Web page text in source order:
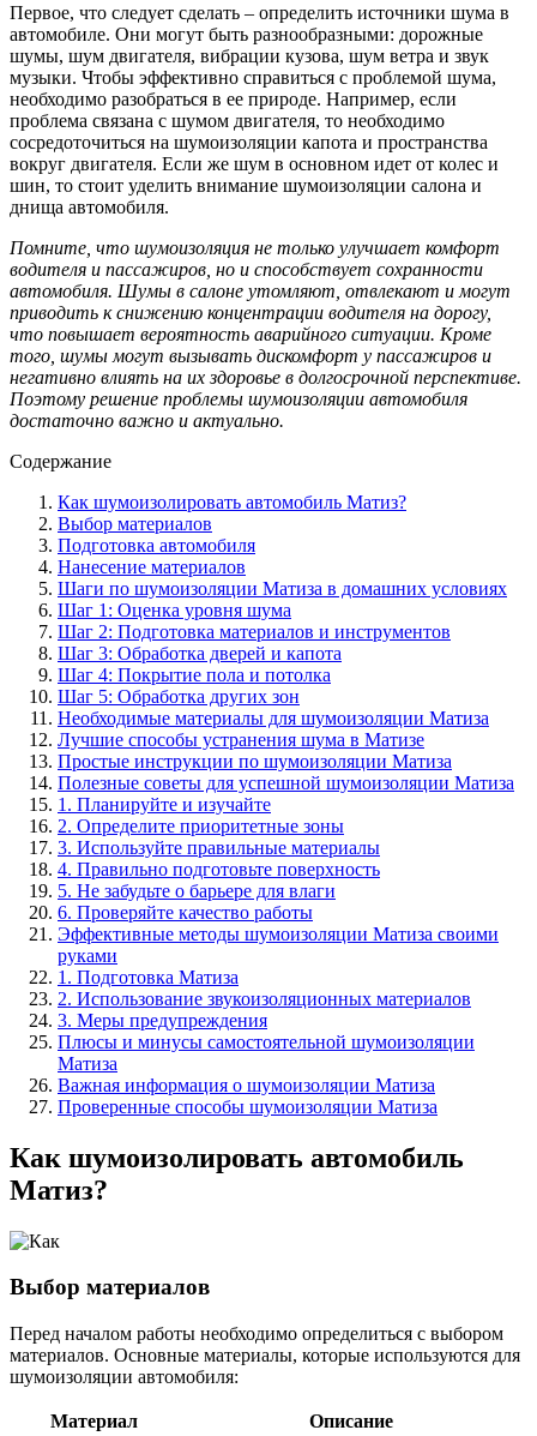
Первое, что следует сделать – определить источники шума в
автомобиле. Они могут быть разнообразными: дорожные
шумы, шум двигателя, вибрации кузова, шум ветра и звук
музыки. Чтобы эффективно справиться с проблемой шума,
необходимо разобраться в ее природе. Например, если
проблема связана с шумом двигателя, то необходимо
сосредоточиться на шумоизоляции капота и пространства
вокруг двигателя. Если же шум в основном идет от колес и
шин, то стоит уделить внимание шумоизоляции салона и
днища автомобиля.
Помните, что шумоизоляция не только улучшает комфорт
водителя и пассажиров, но и способствует сохранности
автомобиля. Шумы в салоне утомляют, отвлекают и могут
приводить к снижению концентрации водителя на дорогу,
что повышает вероятность аварийного ситуации. Кроме
того, шумы могут вызывать дискомфорт у пассажиров и
негативно влиять на их здоровье в долгосрочной перспективе.
Поэтому решение проблемы шумоизоляции автомобиля
достаточно важно и актуально.
Содержание
Как шумоизолировать автомобиль Матиз?
Выбор материалов
Подготовка автомобиля
Нанесение материалов
Шаги по шумоизоляции Матиза в домашних условиях
Шаг 1: Оценка уровня шума
Шаг 2: Подготовка материалов и инструментов
Шаг 3: Обработка дверей и капота
Шаг 4: Покрытие пола и потолка
Шаг 5: Обработка других зон
Необходимые материалы для шумоизоляции Матиза
Лучшие способы устранения шума в Матизе
Простые инструкции по шумоизоляции Матиза
Полезные советы для успешной шумоизоляции Матиза
1. Планируйте и изучайте
2. Определите приоритетные зоны
3. Используйте правильные материалы
4. Правильно подготовьте поверхность
5. Не забудьте о барьере для влаги
6. Проверяйте качество работы
Эффективные методы шумоизоляции Матиза своими
руками
1. Подготовка Матиза
2. Использование звукоизоляционных материалов
3. Меры предупреждения
Плюсы и минусы самостоятельной шумоизоляции
Матиза
Важная информация о шумоизоляции Матиза
Проверенные способы шумоизоляции Матиза
Как шумоизолировать автомобиль
Матиз?
Выбор материалов
Перед началом работы необходимо определиться с выбором
материалов. Основные материалы, которые используются для
шумоизоляции автомобиля:
Материал Описание